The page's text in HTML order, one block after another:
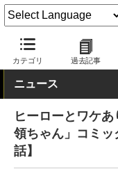
カテゴリ 過去記事
MANGA Watch 新連載
ニュース
ヒーローとワケ
領ちゃん」コミ
話】